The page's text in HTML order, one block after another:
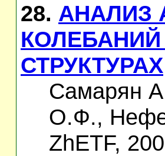
28. АНАЛИЗ
СТРУКТУРАХ
Самарян
О.Ф.,
ZhETF,